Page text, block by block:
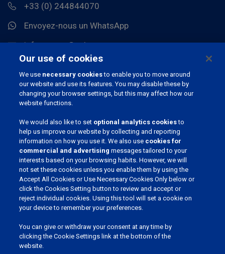
+33 (0) 244844070
Envoyez-nous un WhatsApp
info.europe@pahc.com
Chemin du Stocquoy 3, 1300 Wavre, Belgique
REJOIGNEZ NOTRE COMMUNAUTÉ
CHOISSISSEZ VOTRE LANGUE
Our use of cookies
We use necessary cookiesto enable you to move around
our website and use its features. You may disable these by
changing your browser settings, but this may affect how our
website functions.
We would also like to set optional analytics cookiesto
help us improve our website by collecting and reporting
information on how you use it. We also use cookies for
commercial and advertising messages tailored to your
interests based on your browsing habits. However, we will
not set these cookies unless you enable them by using the
Accept All Cookies or Use Necessary Cookies Only below or
click the Cookies Setting button to review and accept or
reject individual cookies. Using this tool will set a cookie on
your device to remember your preferences.
You can give or withdraw your consent at any time by
clicking the Cookie Settings link at the bottom of the
website.